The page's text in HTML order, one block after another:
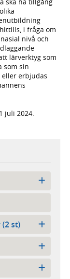
i fråga om
nivå och
lärverktyg som
som sin
eller erbjudas
juli 2024.
st)